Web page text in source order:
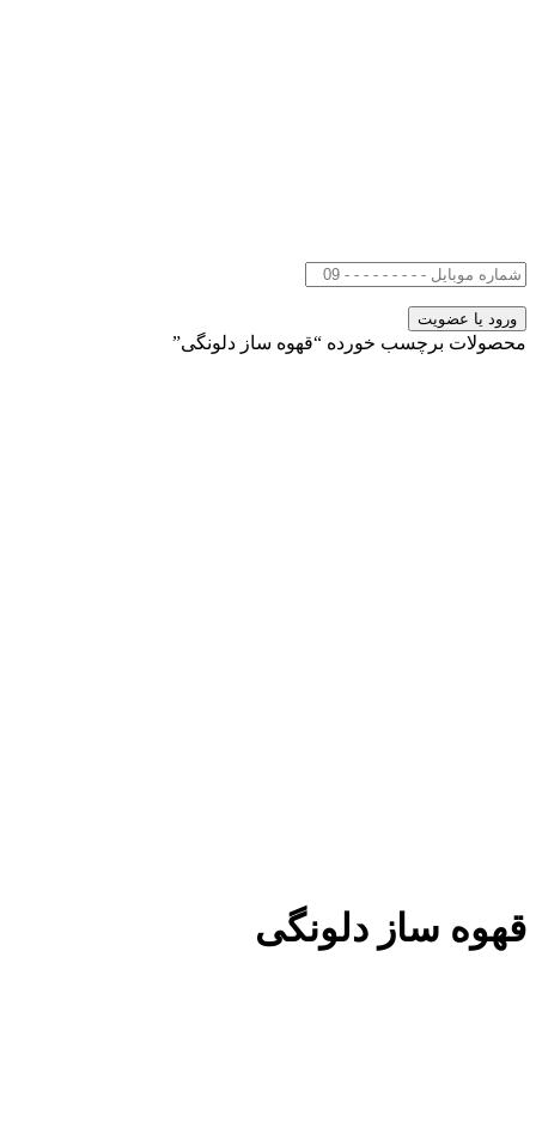
محصولات برچسب خورده “قهوه ساز دلونگی”
قهوه ساز دلونگی